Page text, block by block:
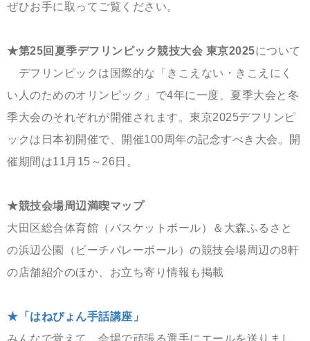
ぜひお手に取ってご覧ください。
★第25回夏季デフリンピック競技大会 東京2025について
デフリンピックは国際的な「きこえない・きこえにく
い人のためのオリンピック」で4年に一度、夏季大会と冬
季大会のそれぞれが開催されます。東京2025デフリンピ
ックは日本初開催で、開催100周年の記念すべき大会。開
催期間は11月15～26日。
★競技会場周辺満喫マップ
大田区総合体育館（バスケットボール）＆大森ふるさと
の浜辺公園（ビーチバレーボール）の競技会場周辺の8軒
の店舗紹介のほか、お立ち寄り情報も掲載
★「はねぴょん手話講座」